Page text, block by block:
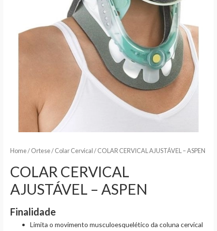
Home/ Ortese/ Colar Cervical / COLAR CERVICAL AJUSTÁVEL – ASPEN
COLAR CERVICAL
AJUSTÁVEL – ASPEN
Finalidade
Limita o movimento musculoesquelético da coluna cervical